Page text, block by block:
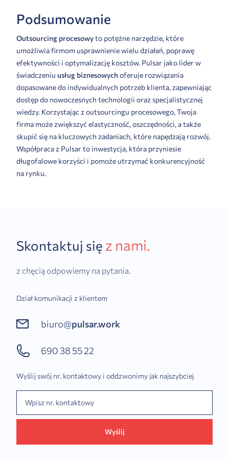
Podsumowanie
Outsourcing procesowyto potężne narzędzie, które
umożliwia firmom usprawnienie wielu działań, poprawę
efektywności i optymalizację kosztów. Pulsar jako lider w
świadczeniu usług biznesowychoferuje rozwiązania
dopasowane do indywidualnych potrzeb klienta, zapewniając
dostęp do nowoczesnych technologii oraz specjalistycznej
wiedzy. Korzystając z outsourcingu procesowego, Twoja
firma może zwiększyć elastyczność, oszczędności, a także
skupić się na kluczowych zadaniach, które napędzają rozwój.
Współpraca z Pulsar to inwestycja, która przyniesie
długofalowe korzyści i pomoże utrzymać konkurencyjność
na rynku.
Skontaktuj się z nami.
z chęcią odpowiemy na pytania.
Dział komunikacji z klientem
biuro@pulsar.work
690 38 55 22
Wyślij swój nr. kontaktowy i oddzwonimy jak najszybciej
Wyślij